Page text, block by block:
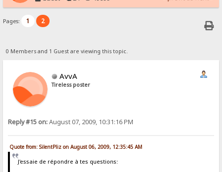
Pages: 1 2
0 Members and 1 Guest are viewing this topic.
AvvA
Tireless poster
Reply #15 on:August 07, 2009, 10:31:16 PM
Quote from: SilentPliz on August 06, 2009, 12:35:45 AM
J'essaie de répondre à tes questions: